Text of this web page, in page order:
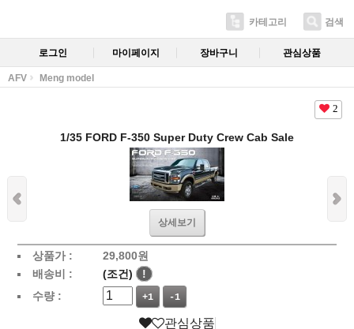
카테고리 검색
로그인 마이페이지 장바구니 관심상품
AFV Meng model
2
1/35 FORD F-350 Super Duty Crew Cab Sale
상세보기
상품가 : 29,800원
배송비 :
(조건)
!
수량 :
+1 -1
관심상품